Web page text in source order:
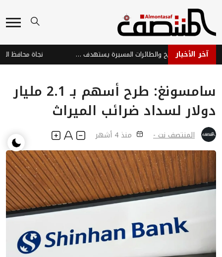
آخر الأخبار هجوم حوثي بالصواريخ والطائرات المسيرة يستهدف ميناء المخا والساحل الغربي
سامسونغ: طرح أسهم بـ 2.1 مليار
دولار لسداد ضرائب الميراث
المنتصف نت - منذ 4 أشهر